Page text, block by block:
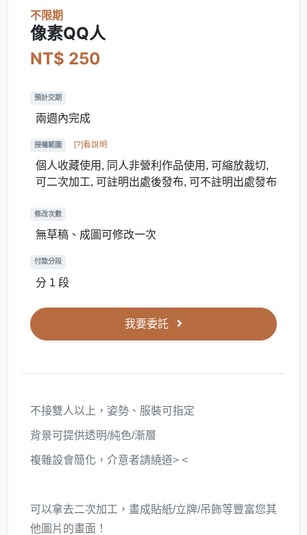
不限期
像素QQ人
NT$ 250
預計交期
兩週內完成
授權範圍 [?]看說明
個人收藏使用, 同人非營利作品使用, 可縮放裁切,
可二次加工, 可註明出處後發布, 可不註明出處發布
修改次數
無草稿、成圖可修改一次
付款分段
分 1 段
我要委託
不接雙人以上，姿勢、服裝可指定
背景可提供透明/純色/漸層
複雜設會簡化，介意者請繞道> <
可以拿去二次加工，畫成貼紙/立牌/吊飾等豐富您其
他圖片的畫面！